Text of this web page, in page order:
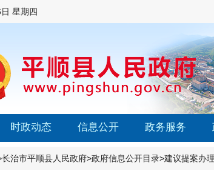
星期四
时政动态 信息公开 政务服务
长治市平顺县人民政府>政府信息公开目录>建议提案办